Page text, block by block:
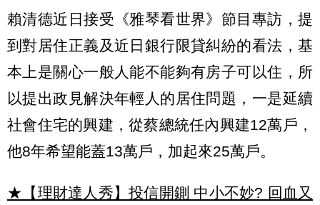
賴清德近日接受《雅琴看世界》節目專訪，提
到對居住正義及近日銀行限貸糾紛的看法，基
本上是關心一般人能不能夠有房子可以住，所
以提出政見解決年輕人的居住問題，一是延續
社會住宅的興建，從蔡總統任內興建12萬戶，
他8年希望能蓋13萬戶，加起來25萬戶。
★【理財達人秀】投信開鍘 中小不妙? 回血又